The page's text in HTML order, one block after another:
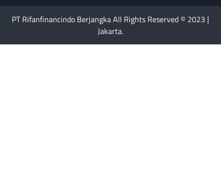
PT Rifanfinancindo Berjangka All Rights Reserved © 2023 |
Jakarta.